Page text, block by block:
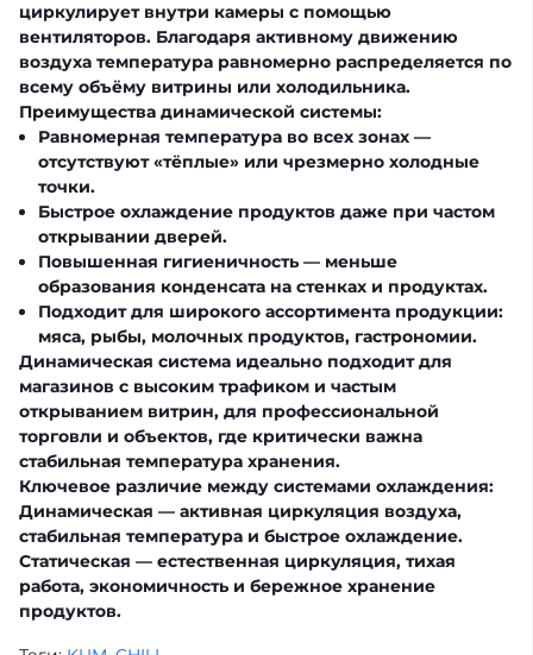
циркулирует внутри камеры с помощью
вентиляторов. Благодаря активному движению
воздуха температура равномерно распределяется по
всему объёму витрины или холодильника.
Преимущества динамической системы:
Равномерная температура во всех зонах —
отсутствуют «тёплые» или чрезмерно холодные
точки.
Быстрое охлаждение продуктов даже при частом
открывании дверей.
Повышенная гигиеничность — меньше
образования конденсата на стенках и продуктах.
Подходит для широкого ассортимента продукции:
мяса, рыбы, молочных продуктов, гастрономии.
Динамическая система идеально подходит для
магазинов с высоким трафиком и частым
открыванием витрин, для профессиональной
торговли и объектов, где критически важна
стабильная температура хранения.
Ключевое различие между системами охлаждения:
Динамическая — активная циркуляция воздуха,
стабильная температура и быстрое охлаждение.
Статическая — естественная циркуляция, тихая
работа, экономичность и бережное хранение
продуктов.